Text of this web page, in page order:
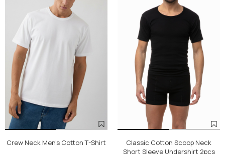
Crew Neck Men's Cotton T-Shirt
Classic Cotton Scoop Neck
Short Sleeve Undershirt 2pcs